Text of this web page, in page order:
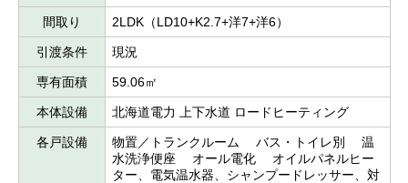
間取り 2LDK（LD10+K2.7+洋7+洋6）
引渡条件 現況
専有面積 59.06㎡
本体設備 北海道電力 上下水道 ロードヒーティング
各戸設備
物置／トランクルーム バス・トイレ別 温
水洗浄便座 オール電化 オイルパネルヒー
ター、電気温水器、シャンプードレッサー、対